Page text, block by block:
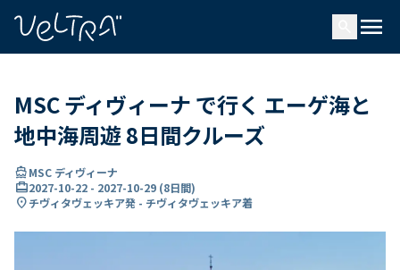
menu
MSC ディヴィーナ で行く エーゲ海と
地中海周遊 8日間クルーズ
directions_boatMSC ディヴィーナ
card_travel2027-10-22 - 2027-10-29 (8日間)
location_onチヴィタヴェッキア発 - チヴィタヴェッキア着